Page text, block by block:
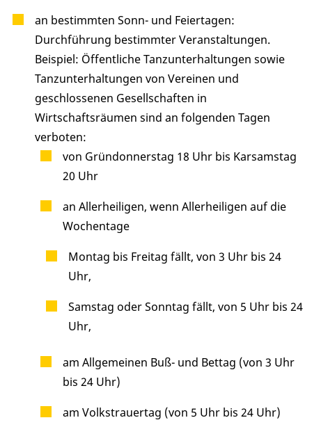
an bestimmten Sonn- und Feiertagen:
Durchführung bestimmter Veranstaltungen.
Beispiel: Öffentliche Tanzunterhaltungen sowie
Tanzunterhaltungen von Vereinen und
geschlossenen Gesellschaften in
Wirtschaftsräumen sind an folgenden Tagen
verboten:
von Gründonnerstag 18 Uhr bis Karsamstag
20 Uhr
an Allerheiligen, wenn Allerheiligen auf die
Wochentage
Montag bis Freitag fällt, von 3 Uhr bis 24
Uhr,
Samstag oder Sonntag fällt, von 5 Uhr bis 24
Uhr,
am Allgemeinen Buß- und Bettag (von 3 Uhr
bis 24 Uhr)
am Volkstrauertag (von 5 Uhr bis 24 Uhr)